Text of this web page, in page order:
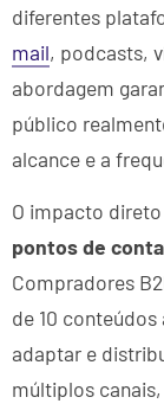
diferentes
mail, podcasts,
abordagem
público
alcance e a
O impacto
pontos de
Compradores
de 10
adaptar e
múltiplos